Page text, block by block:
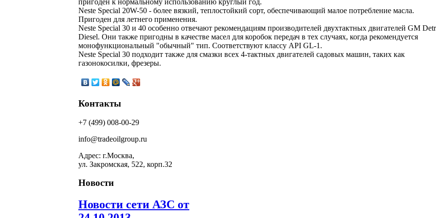
пригоден к нормальному использованию круглый год.
Neste Special 20W-50 - более вязкий, теплостойкий сорт, обеспечивающий малое потребление масла.
Пригоден для летнего применения.
Neste Special 30 и 40 особенно отвечают рекомендациям производителей двухтактных двигателей GM
Diesel. Они также пригодны в качестве масел для коробок передач в тех случаях, когда рекомендуется
монофункциональный "обычный" тип. Соответствуют классу API GL-1.
Neste Special 30 подходит также для смазки всех 4-тактных двигателей садовых машин, таких как
газонокосилки, фрезеры.
Контакты
+7 (499) 008-00-29
info@tradeoilgroup.ru
Адрес: г.Москва,
ул. Закромская, 522, корп.32
Новости
Новости сети АЗС от